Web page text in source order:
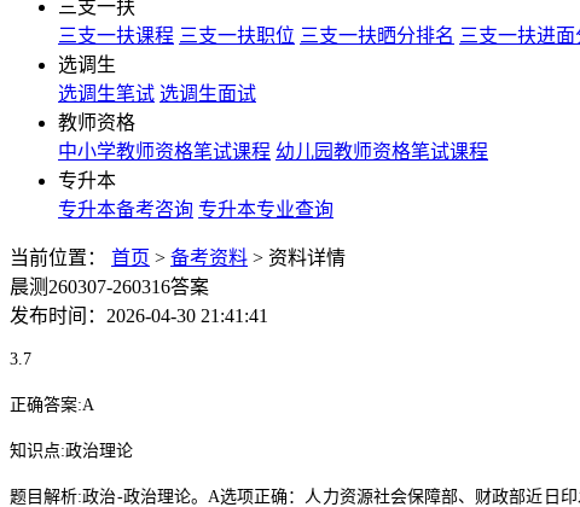
三支一扶
三支一扶课程 三支一扶职位 三支一扶晒分排名 三支一扶进面
选调生
选调生笔试 选调生面试
教师资格
中小学教师资格笔试课程 幼儿园教师资格笔试课程
专升本
专升本备考咨询 专升本专业查询
当前位置： 首页 > 备考资料 > 资料详情
晨测260307-260316答案
发布时间：2026-04-30 21:41:41
3.7
正确答案:A
知识点:政治理论
题目解析:政治-政治理论。 A选项正确：人力资源社会保障部、财政部近日